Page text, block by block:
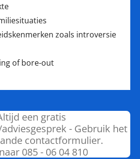
zoals introversie
of bore-out
een gratis
- Gebruik het
contactformulier.
085 - 06 04 810